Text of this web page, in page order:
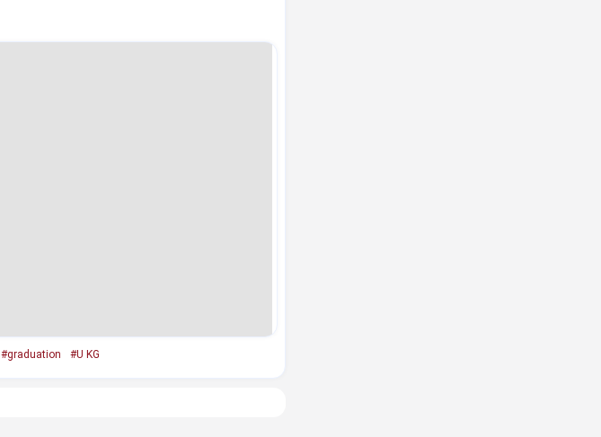
#graduation #U KG